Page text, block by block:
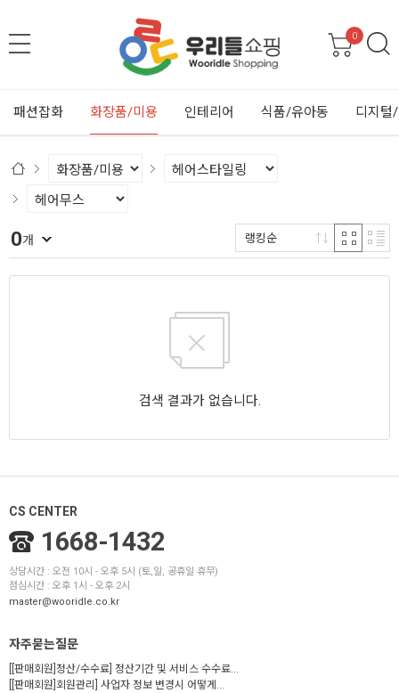
0
패션잡화 화장품/미용 인테리어 식품/유아동 디지털
0개 랭킹순
검색 결과가 없습니다.
CS CENTER
1668-1432
상담시간 : 오전 10시 - 오후 5시 (토,일, 공휴일 휴무)
점심시간 : 오후 1시 - 오후 2시
master@wooridle.co.kr
자주묻는질문
[[판매회원]정산/수수료] 정산기간 및 서비스 수수료...
[[판매회원]회원관리] 사업자 정보 변경시 어떻게...